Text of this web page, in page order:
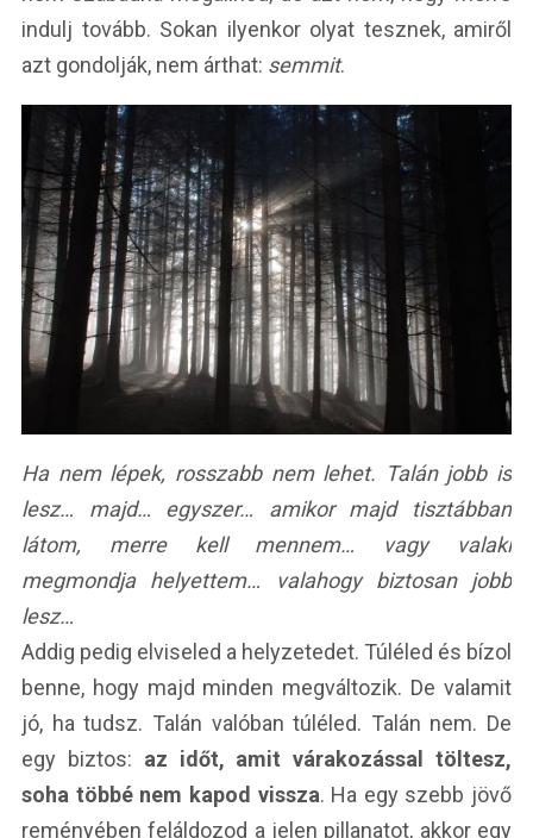
indulj tovább. Sokan ilyenkor olyat tesznek, amiről
azt gondolják, nem árthat: semmit.
Ha nem lépek, rosszabb nem lehet. Talán jobb is
lesz… majd… egyszer… amikor majd tisztábban
látom, merre kell mennem… vagy valaki
megmondja helyettem… valahogy biztosan jobb
lesz…
Addig pedig elviseled a helyzetedet. Túléled és bízol
benne, hogy majd minden megváltozik. De valamit
jó, ha tudsz. Talán valóban túléled. Talán nem. De
egy biztos: az időt, amit várakozással töltesz,
soha többé nem kapod vissza. Ha egy szebb jövő
reményében feláldozod a jelen pillanatot, akkor egy